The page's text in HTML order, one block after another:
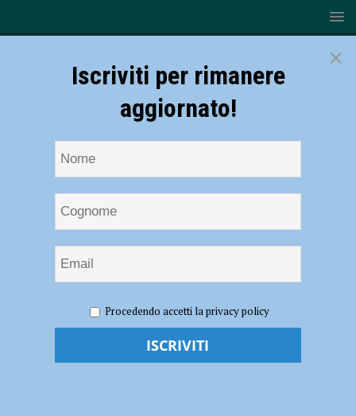
infiltrazioni criminali, nuova intesa tra prefettura e sindaci del
Piacentino
Prevenire le infiltrazioni criminali, nuova
×
Iscriviti per rimanere
aggiornato!
Procedendo accetti la privacy policy